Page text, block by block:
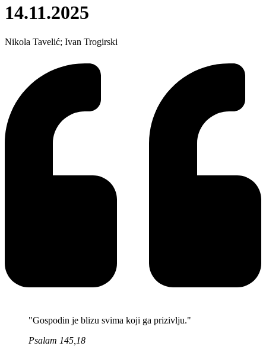
14.11.2025
Nikola Tavelić; Ivan Trogirski
"Gospodin je blizu svima koji ga prizivlju."
Psalam 145,18